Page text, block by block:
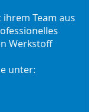
Team aus
Werkstoff
unter: